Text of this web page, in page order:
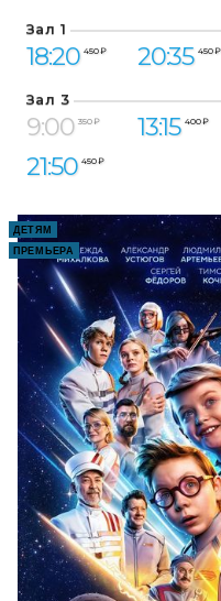
Зал 1
18:20 450 ₽ 20:35 450 ₽
Зал 3
9:00 350 ₽ 13:15 400 ₽
21:50 450 ₽
ДЕТЯМ
ПРЕМЬЕРА